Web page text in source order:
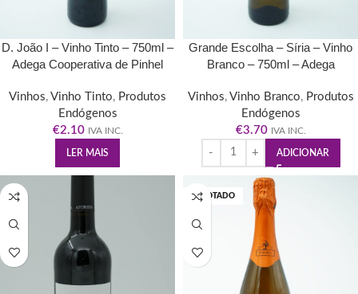
D. João I – Vinho Tinto – 750ml –
Adega Cooperativa de Pinhel
Vinhos, Vinho Tinto, Produtos
Endógenos
€2.10 IVA INC.
LER MAIS
Grande Escolha – Síria – Vinho
Branco – 750ml – Adega
Vinhos, Vinho Branco, Produtos
Endógenos
€3.70 IVA INC.
ADICIONAR
ESGOTADO